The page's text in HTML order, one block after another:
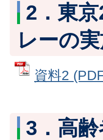
2．東
レーの
資料2
3．高